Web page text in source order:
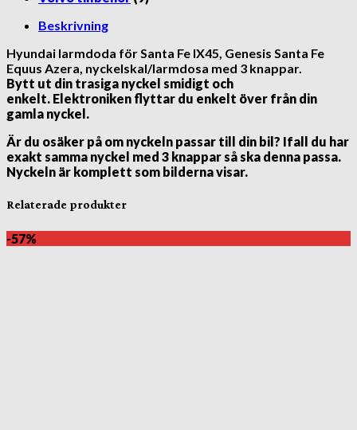
Beskrivning
Hyundai larmdoda för Santa Fe IX45, Genesis Santa Fe
Equus Azera, nyckelskal/larmdosa med 3 knappar.
Bytt ut din trasiga nyckel smidigt och
enkelt. Elektroniken flyttar du enkelt över från din
gamla nyckel.
Är du osäker på om nyckeln passar till din bil? Ifall du har
exakt samma nyckel med 3 knappar så ska denna passa.
Nyckeln är komplett som bilderna visar.
Relaterade produkter
-57%